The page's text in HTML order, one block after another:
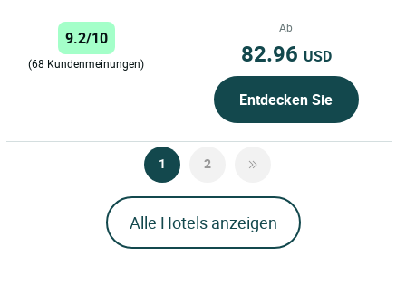
Causses bietet 18 völlig
verschiedene...
9.2/10
(68 Kundenmeinungen)
Ab
82.96 USD
Entdecken Sie
1 2
Alle Hotels anzeigen